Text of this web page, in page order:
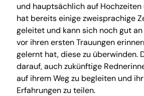
und hauptsächlich auf Hochzeiten
hat bereits einige zweisprachige
geleitet und kann sich noch gut
vor ihren ersten Trauungen
gelernt hat, diese zu überwinden.
darauf, auch zukünftige
auf ihrem Weg zu begleiten und
Erfahrungen zu teilen.